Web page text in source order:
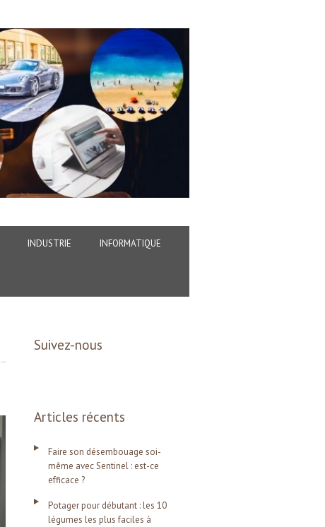
INDUSTRIE INFORMATIQUE
Suivez-nous
Articles récents
Faire son désembouage soi-
même avec Sentinel : est-ce
efficace ?
Potager pour débutant : les 10
légumes les plus faciles à